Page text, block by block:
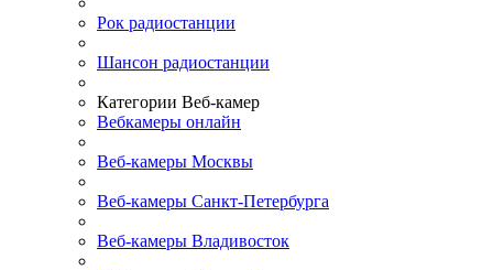
Рок радиостанции
Шансон радиостанции
Категории Веб-камер
Вебкамеры онлайн
Веб-камеры Москвы
Веб-камеры Санкт-Петербурга
Веб-камеры Владивосток